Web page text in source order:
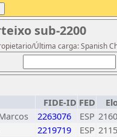
sub-2200
Última carga: Spanish
FIDE-ID FED
2263076 ESP 2160
2219719 ESP 2115